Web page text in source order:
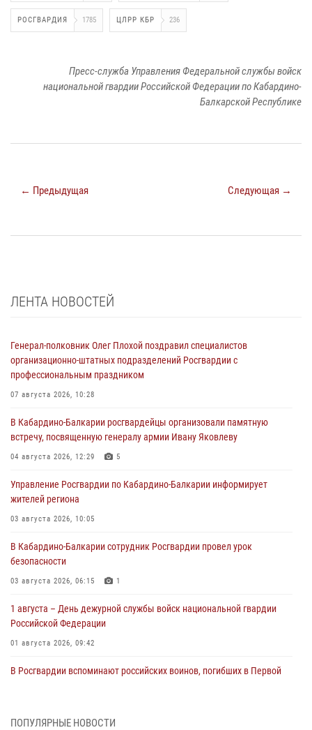
РОСГВАРДИЯ 1785 ЦЛРР КБР 236
Пресс-служба Управления Федеральной службы войск
национальной гвардии Российской Федерации по Кабардино-
Балкарской Республике
← Предыдущая Следующая →
ЛЕНТА НОВОСТЕЙ
Генерал-полковник Олег Плохой поздравил специалистов
организационно-штатных подразделений Росгвардии с
профессиональным праздником
07 августа 2026, 10:28
В Кабардино-Балкарии росгвардейцы организовали памятную
встречу, посвященную генералу армии Ивану Яковлеву
04 августа 2026, 12:29 5
Управление Росгвардии по Кабардино-Балкарии информирует
жителей региона
03 августа 2026, 10:05
В Кабардино‑Балкарии сотрудник Росгвардии провел урок
безопасности
03 августа 2026, 06:15 1
1 августа – День дежурной службы войск национальной гвардии
Российской Федерации
01 августа 2026, 09:42
В Росгвардии вспоминают российских воинов, погибших в Первой
ПОПУЛЯРНЫЕ НОВОСТИ